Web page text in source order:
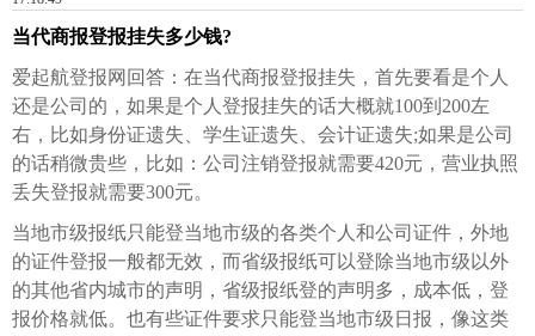
当代商报登报挂失多少钱?
爱起航登报网回答：在当代商报登报挂失，首先要看是个人
还是公司的，如果是个人登报挂失的话大概就100到200左
右，比如身份证遗失、学生证遗失、会计证遗失;如果是公司
的话稍微贵些，比如：公司注销登报就需要420元，营业执照
丢失登报就需要300元。
当地市级报纸只能登当地市级的各类个人和公司证件，外地
的证件登报一般都无效，而省级报纸可以登除当地市级以外
的其他省内城市的声明，省级报纸登的声明多，成本低，登
报价格就低。也有些证件要求只能登当地市级日报，像这类